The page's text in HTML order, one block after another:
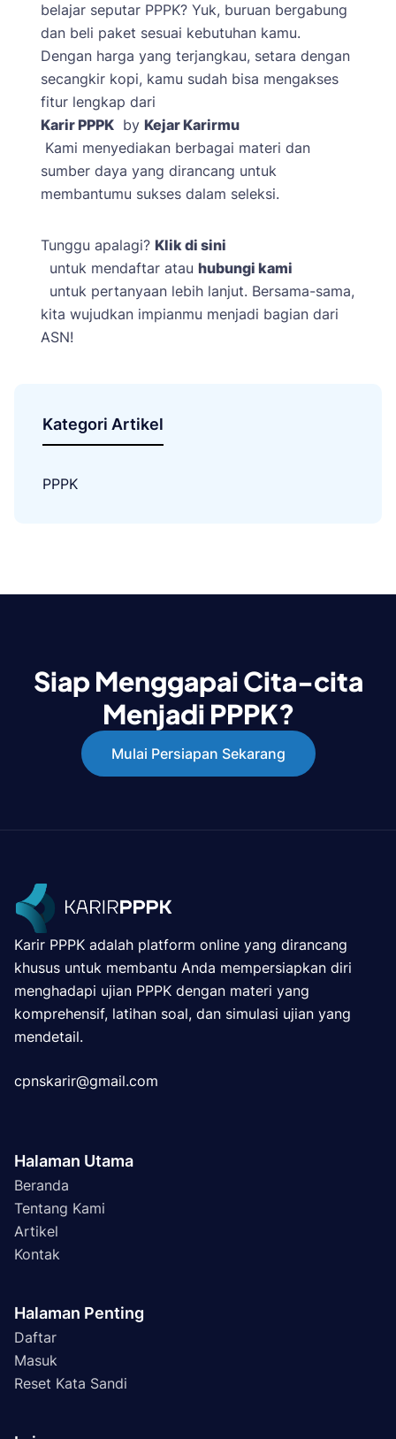
belajar seputar PPPK? Yuk, buruan bergabung
dan beli paket sesuai kebutuhan kamu.
Dengan harga yang terjangkau, setara dengan
secangkir kopi, kamu sudah bisa mengakses
fitur lengkap dari
Karir PPPK by Kejar Karirmu
Kami menyediakan berbagai materi dan
sumber daya yang dirancang untuk
membantumu sukses dalam seleksi.
Tunggu apalagi? Klik di sini
untuk mendaftar atau hubungi kami
untuk pertanyaan lebih lanjut. Bersama-sama,
kita wujudkan impianmu menjadi bagian dari
ASN!
Kategori Artikel
PPPK
Siap Menggapai Cita-cita
Menjadi PPPK?
Mulai Persiapan Sekarang
Karir PPPK adalah platform online yang dirancang
khusus untuk membantu Anda mempersiapkan diri
menghadapi ujian PPPK dengan materi yang
komprehensif, latihan soal, dan simulasi ujian yang
mendetail.
cpnskarir@gmail.com
Halaman Utama
Beranda
Tentang Kami
Artikel
Kontak
Halaman Penting
Daftar
Masuk
Reset Kata Sandi